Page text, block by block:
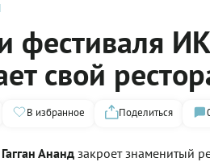
фестиваля
свой
В избранное Поделиться
Гагган Ананд закроет знаменитый